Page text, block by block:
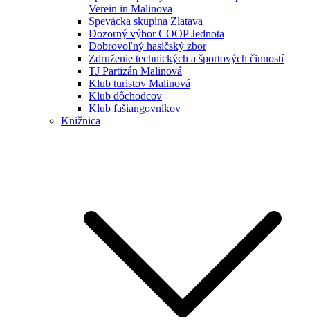
Verein in Malinova
Spevácka skupina Zlatava
Dozorný výbor COOP Jednota
Dobrovoľný hasičský zbor
Združenie technických a športových činností
TJ Partizán Malinová
Klub turistov Malinová
Klub dôchodcov
Klub fašiangovníkov
Knižnica